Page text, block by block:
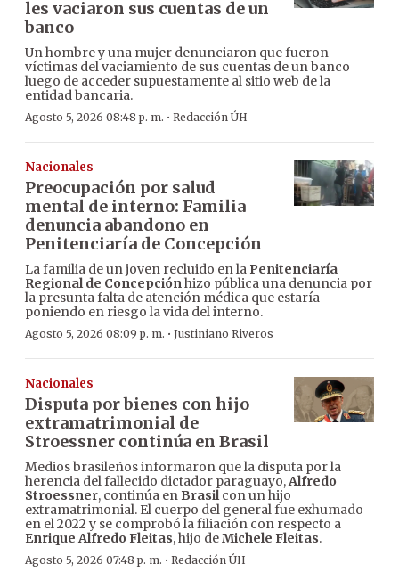
les vaciaron sus cuentas de un
banco
Un hombre y una mujer denunciaron que fueron
víctimas del vaciamiento de sus cuentas de un banco
luego de acceder supuestamente al sitio web de la
entidad bancaria.
Agosto 5, 2026 08:48 p. m. · Redacción ÚH
Nacionales
Preocupación por salud
mental de interno: Familia
denuncia abandono en
Penitenciaría de Concepción
La familia de un joven recluido en la Penitenciaría
Regional de Concepciónhizo pública una denuncia por
la presunta falta de atención médica que estaría
poniendo en riesgo la vida del interno.
Agosto 5, 2026 08:09 p. m. · Justiniano Riveros
Nacionales
Disputa por bienes con hijo
extramatrimonial de
Stroessner continúa en Brasil
Medios brasileños informaron que la disputa por la
herencia del fallecido dictador paraguayo,Alfredo
Stroessner, continúa en Brasilcon un hijo
extramatrimonial. El cuerpo del general fue exhumado
en el 2022 y se comprobó la filiación con respecto a
Enrique Alfredo Fleitas, hijo deMichele Fleitas.
Agosto 5, 2026 07:48 p. m. · Redacción ÚH